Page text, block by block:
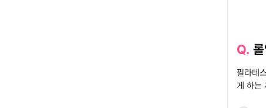
Q.
필라테
게 하는